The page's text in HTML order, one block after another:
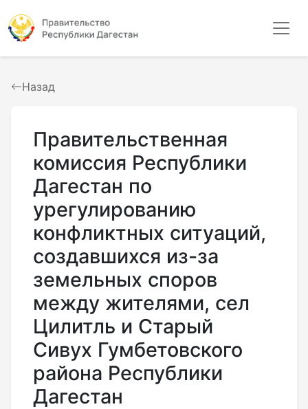
Назад
Правительственная
комиссия Республики
Дагестан по
урегулированию
конфликтных ситуаций,
создавшихся из-за
земельных споров
между жителями, сел
Цилитль и Старый
Сивух Гумбетовского
района Республики
Дагестан